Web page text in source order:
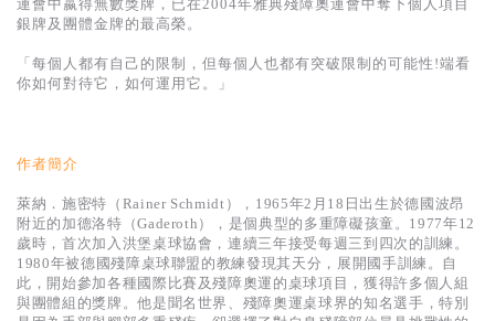
運會中嬴得無數獎牌，已在2004年雅典殘障奧運會中奪下個人項目
銀牌及團體金牌的最高榮。
「每個人都有自己的限制，但每個人也都有突破限制的可能性!端看
你如何對待它，如何運用它。」
作者簡介
萊納．施密特（Rainer Schmidt），1965年2月18日出生於德國波昂
附近的加德洛特（Gaderoth），是個典型的多重障礙孩童。1977年12
歲時，首次加入洪堡桌球協會，連續三年接受每週三到四次的訓練。
1980年被德國殘障桌球聯盟的教練發現其天分，展開國手訓練。自
此，開始參加各種國際比賽及殘障奧運的桌球項目，獲得許多個人組
與團體組的獎牌。他是聞名世界、殘障奧運桌球界的知名選手，特別